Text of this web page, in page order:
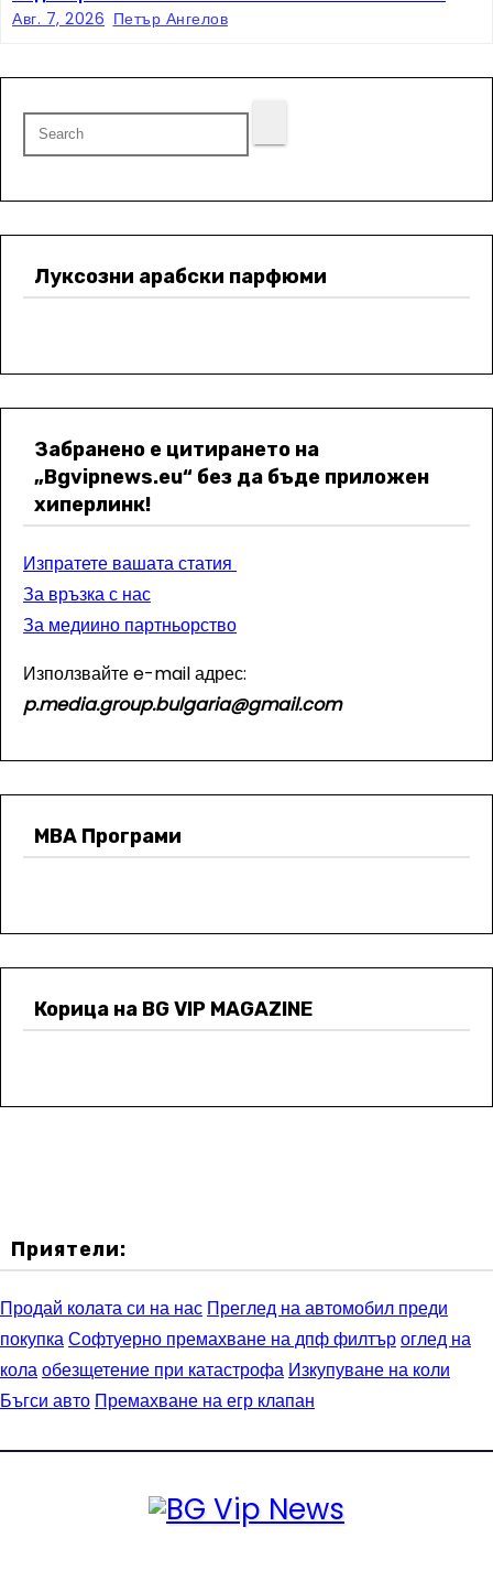
мащаб
Авг. 7, 2026 Петър Ангелов
Луксозни арабски парфюми
Забранено е цитирането на
„Bgvipnews.eu“ без да бъде приложен
хиперлинк!
Изпратете вашата статия
За връзка с нас
За медиино партньорство
Използвайте e-mail адрес:
p.media.group.bulgaria@gmail.com
МВА Програми
Корица на BG VIP MAGAZINE
Приятели:
Продай колата си на нас Преглед на автомобил преди
покупкаСофтуерно премахване на дпф филтъроглед на
колаобезщетение при катастрофа Изкупуване на коли
Бъгси авто Премахване на егр клапан